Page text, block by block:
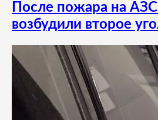
После пожара на АЗС
возбудили второе